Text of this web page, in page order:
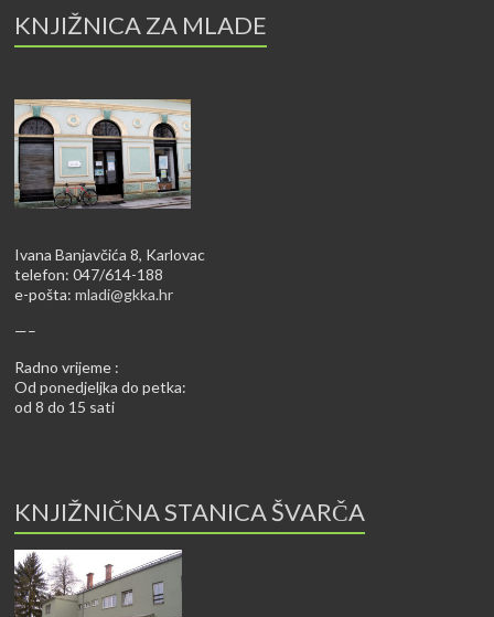
KNJIŽNICA ZA MLADE
Ivana Banjavčića 8, Karlovac
telefon: 047/614-188
e-pošta:mladi@gkka.hr
—–
Radno vrijeme :
Od ponedjeljka do petka:
od 8 do 15 sati
KNJIŽNIČNA STANICA ŠVARČA